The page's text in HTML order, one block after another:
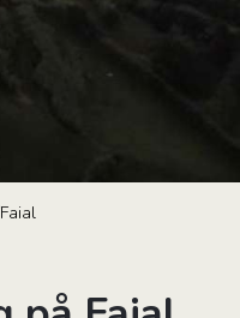
Faial